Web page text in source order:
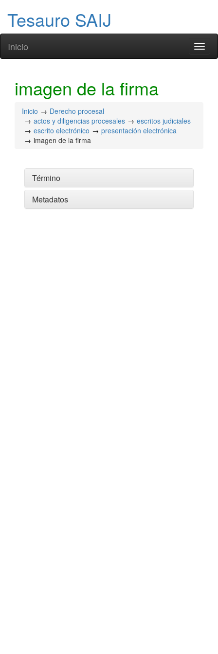
Tesauro SAIJ
Inicio
imagen de la firma
Inicio
Derecho procesal
actos y diligencias procesales
escritos judiciales
escrito electrónico
presentación electrónica
imagen de la firma
Término
Metadatos